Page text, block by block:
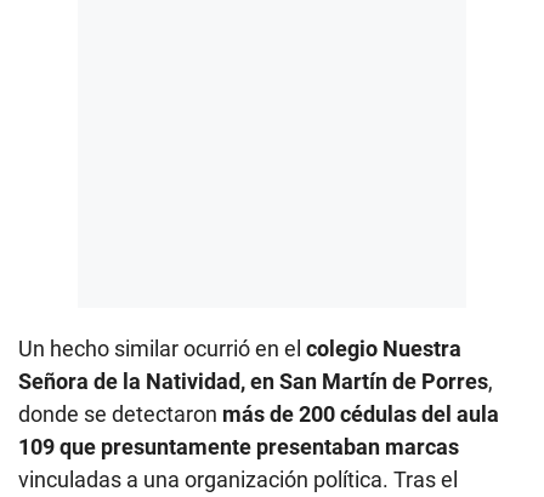
Un hecho similar ocurrió en el colegio Nuestra
Señora de la Natividad, en San Martín de Porres,
donde se detectaron más de 200 cédulas del aula
109 que presuntamente presentaban marcas
vinculadas a una organización política. Tras el